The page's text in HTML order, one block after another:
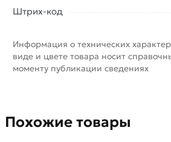
Штрих-код
Информация о технических
виде и цвете товара носит
моменту публикации сведениях
Похожие товары